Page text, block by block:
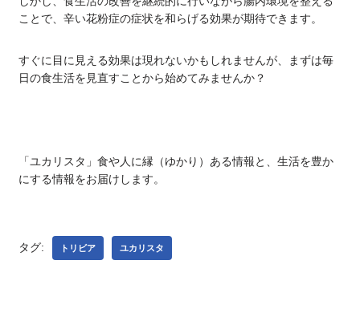
ことで、辛い花粉症の症状を和らげる効果が期待できます。
すぐに目に見える効果は現れないかもしれませんが、まずは毎
日の食生活を見直すことから始めてみませんか？
「ユカリスタ」食や人に縁（ゆかり）ある情報と、生活を豊か
にする情報をお届けします。
タグ: トリビア ユカリスタ